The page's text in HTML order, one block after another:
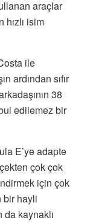
araçlar
isim
ile
ardından sıfır
38
edilemez bir
E’ye adapte
çok çok
için çok
bir hayli
da kaynaklı